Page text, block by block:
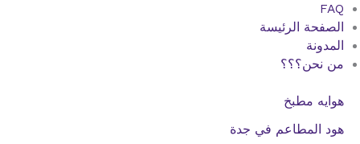
FAQ
الصفحة الرئيسة
المدونة
من نحن؟؟؟
هوايه مطبخ
هود المطاعم في جدة